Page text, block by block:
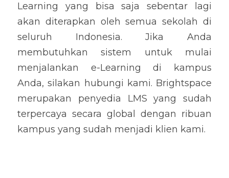
Learning yang bisa saja sebentar lagi
akan diterapkan oleh semua sekolah di
seluruh Indonesia. Jika Anda
membutuhkan sistem untuk mulai
menjalankan e-Learning di kampus
Anda, silakan hubungi kami. Brightspace
merupakan penyedia LMS yang sudah
terpercaya secara global dengan ribuan
kampus yang sudah menjadi klien kami.